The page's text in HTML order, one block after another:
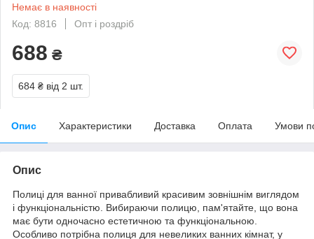
Немає в наявності
Код: 8816
Опт і роздріб
688 ₴
684 ₴ від 2 шт.
Опис Характеристики Доставка Оплата Умови
Опис
Полиці для ванної привабливий красивим зовнішнім виглядом
і функціональністю. Вибираючи полицю, пам'ятайте, що вона
має бути одночасно естетичною та функціональною.
Особливо потрібна полиця для невеликих ванних кімнат, у